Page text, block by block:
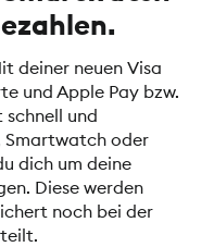
deiner neuen Visa
und Apple Pay bzw.
und
Smartwatch oder
dich um deine
Diese werden
noch bei der